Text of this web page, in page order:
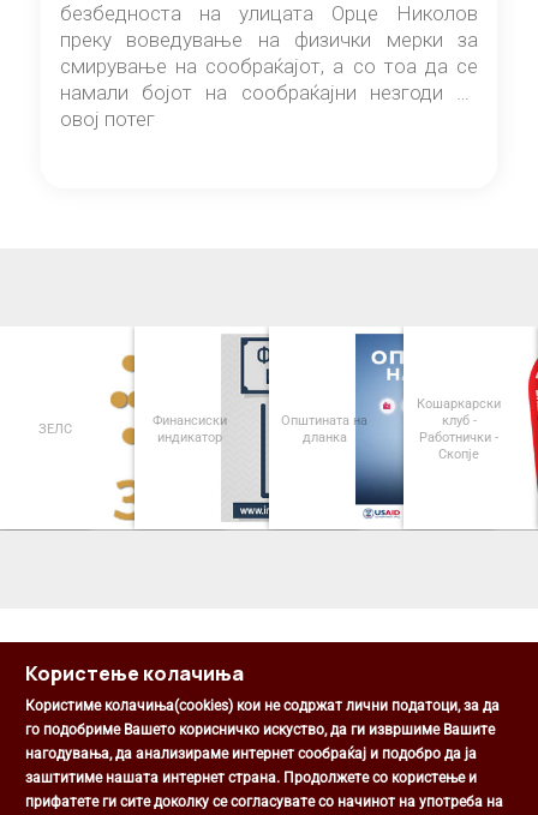
безбедноста на улицата Орце Николов
преку воведување на физички мерки за
смирување на сообраќајот, а со тоа да се
намали бојот на сообраќајни незгоди на
овој потег
ЗЕЛС
Финансиски
индикатор
Општината на
дланка
Кошаркарски
клуб -
Работнички -
Скопје
Општина Центар
Михаил Цоков бр. 1, Скопје
Користење колачиња
Користиме колачиња(cookies) кои не содржат лични податоци, за да
го подобриме Вашето корисничко искуство, да ги извршиме Вашите
нагодувања, да анализираме интернет сообраќај и подобро да ја
заштитиме нашата интернет страна. Продолжете со користење и
прифатете ги сите доколку се согласувате со начинот на употреба на